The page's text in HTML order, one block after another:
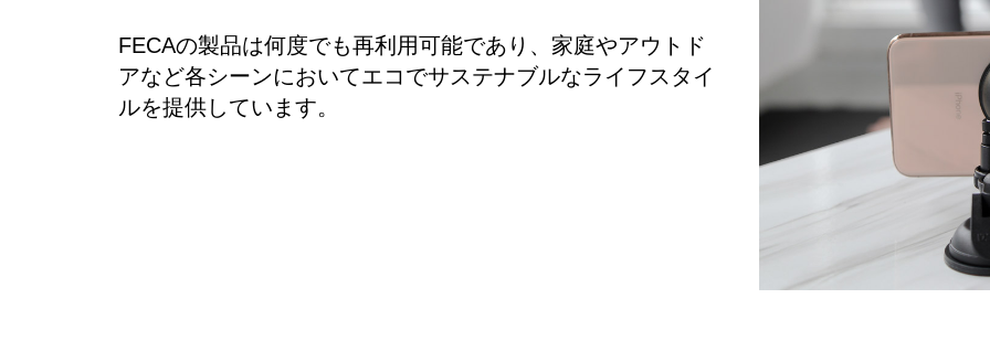
FECAの製品は何度でも再利用可能であり、家庭やアウトド
アなど各シーンにおいてエコでサステナブルなライフスタイ
ルを提供しています。